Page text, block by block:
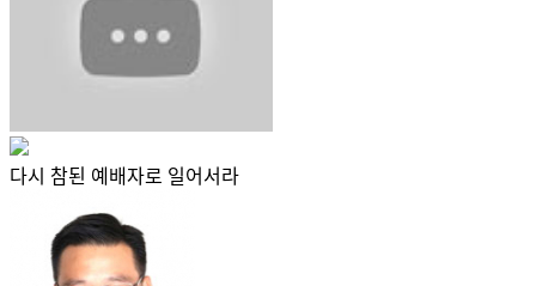
다시 참된 예배자로 일어서라